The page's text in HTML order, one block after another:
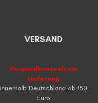
VERSAND
Versandkostenfreie
Lieferung
innerhalb Deutschland ab 150
Euro